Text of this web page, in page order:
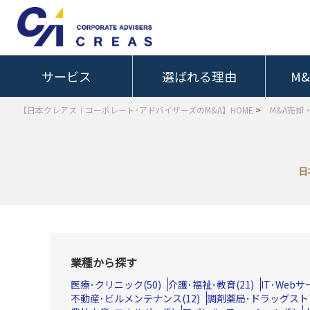
サービス 選ばれる理由
【日本クレアス｜コーポレート･アドバイザーズのM&A】HOME > M&A売却
業種から探す
医療･クリニック(50) 介護･福祉･教育(21) IT･Webサ
不動産･ビルメンテナンス(12) 調剤薬局･ドラッグス